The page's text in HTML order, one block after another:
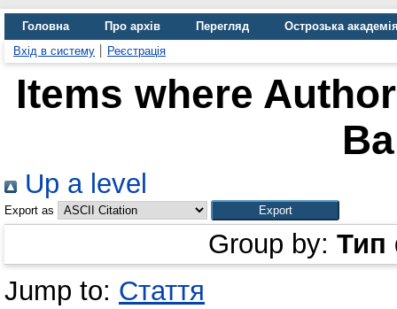
Головна Про архів Перегляд
Острозька
Вхід в систему
Реєстрація
Items where
Up a level
Export as
Group by: Тип
Jump to: Стаття